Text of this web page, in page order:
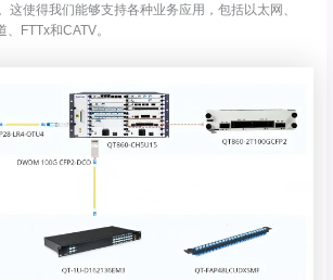
这使得我们能够支持各种业务应用，包括以太网、
FTTx和CATV。